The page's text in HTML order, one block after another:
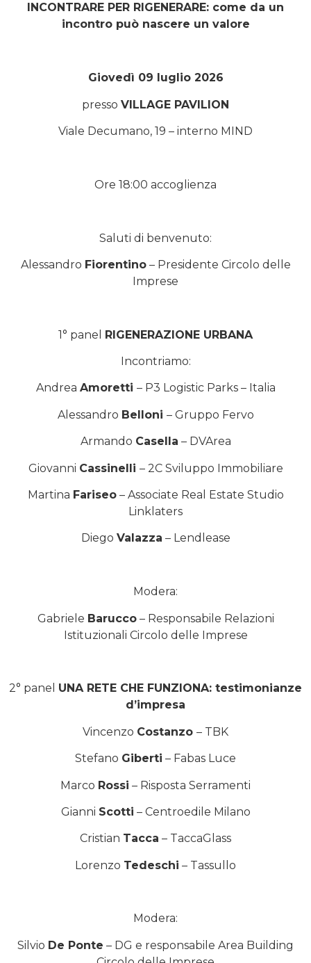
INCONTRARE PER RIGENERARE: come da un
incontro può nascere un valore
Giovedì 09 luglio 2026
presso VILLAGE PAVILION
Viale Decumano, 19 – interno MIND
Ore 18:00 accoglienza
Saluti di benvenuto:
Alessandro Fiorentino– Presidente Circolo delle
Imprese
1° panel RIGENERAZIONE URBANA
Incontriamo:
Andrea Amoretti – P3 Logistic Parks – Italia
Alessandro Belloni – Gruppo Fervo
Armando Casella – DVArea
Giovanni Cassinelli – 2C Sviluppo Immobiliare
Martina Fariseo– Associate Real Estate Studio
Linklaters
Diego Valazza – Lendlease
Modera:
Gabriele Barucco– Responsabile Relazioni
Istituzionali Circolo delle Imprese
2° panel UNA RETE CHE FUNZIONA: testimonianze
d’impresa
Vincenzo Costanzo – TBK
Stefano Giberti – Fabas Luce
Marco Rossi – Risposta Serramenti
Gianni Scotti – Centroedile Milano
Cristian Tacca – TaccaGlass
Lorenzo Tedeschi – Tassullo
Modera:
Silvio De Ponte – DG e responsabile Area Building